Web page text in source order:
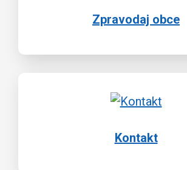
Zpravodaj obce
Kontakt